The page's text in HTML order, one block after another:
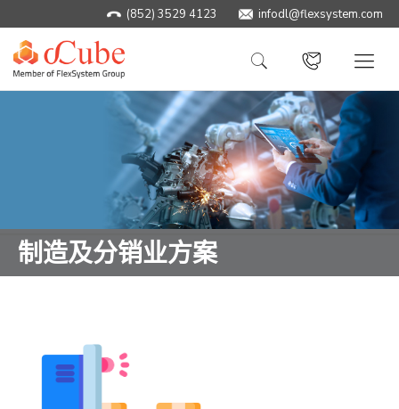
(852) 3529 4123 infodl@flexsystem.com
制造及分销业方案